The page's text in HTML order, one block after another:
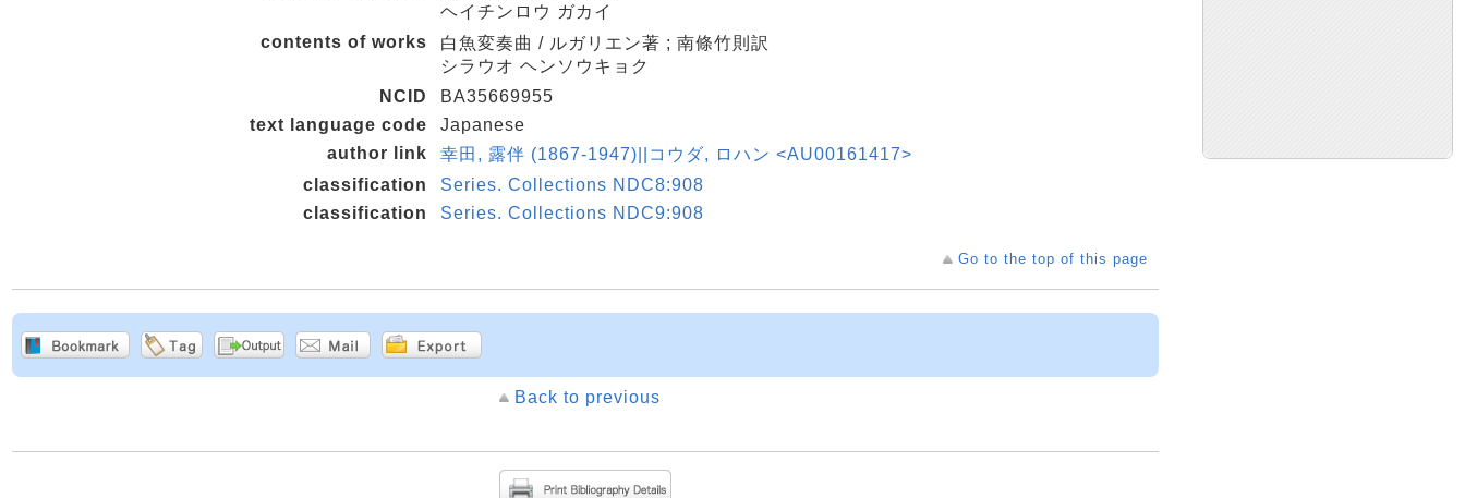
ヘイチンロウ ガカイ
contents of works
白魚変奏曲 / ルガリエン著 ; 南條竹則訳
シラウオ ヘンソウキョク
NCID
BA35669955
text language code
Japanese
author link
幸田, 露伴 (1867-1947)||コウダ, ロハン <AU00161417>
classification
Series. Collections NDC8:908
classification
Series. Collections NDC9:908
Go to the top of this page
Back to previous